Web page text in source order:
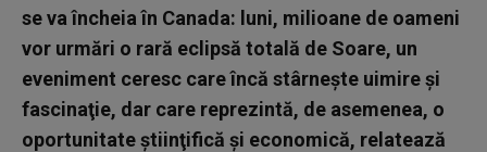
se va încheia în Canada: luni, milioane de oameni
vor urmări o rară eclipsă totală de Soare, un
eveniment ceresc care încă stârneşte uimire şi
fascinaţie, dar care reprezintă, de asemenea, o
oportunitate ştiinţifică şi economică, relatează